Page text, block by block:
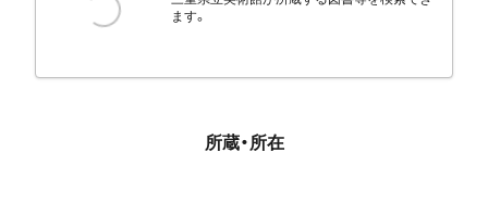
ます。
所蔵・所在